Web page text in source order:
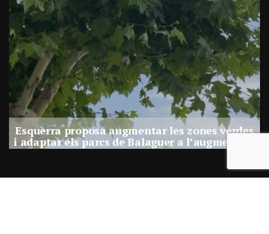
Esquerra proposa augmentar les zones verdes
i adaptar els parcs de Balaguer a l’augment de
calor